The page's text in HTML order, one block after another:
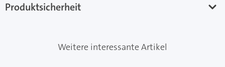
Produktsicherheit
Weitere interessante Artikel